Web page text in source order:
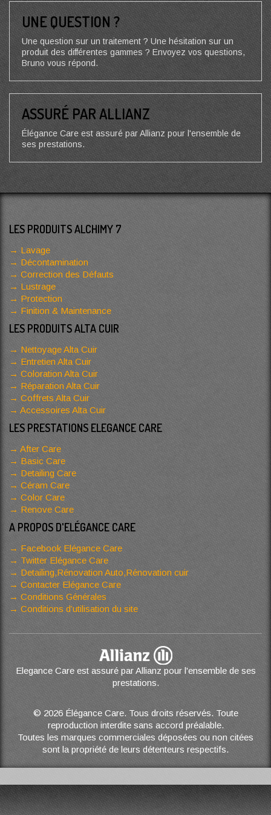
UNE QUESTION ?
Une question sur un traitement ? Une hésitation sur un
produit des différentes gammes ? Envoyez vos questions,
Bruno vous répond.
ASSURÉ PAR ALLIANZ
Élégance Care est assuré par Allianz pour l'ensemble de
ses prestations.
LES PRODUITS ALCHIMY 7
Lavage
Décontamination
Correction des Défauts
Lustrage
Protection
Finition & Maintenance
LES PRODUITS ALTA CUIR
Nettoyage Alta Cuir
Entretien Alta Cuir
Coloration Alta Cuir
Réparation Alta Cuir
Coffrets Alta Cuir
Accessoires Alta Cuir
LES PRESTATIONS ELEGANCE CARE
After Care
Basic Care
Detailing Care
Céram Care
Color Care
Renove Care
A PROPOS D'ELÉGANCE CARE
Facebook Elégance Care
Twitter Elégance Care
Detailing,Rénovation Auto,Rénovation cuir
Contacter Elégance Care
Conditions Générales
Conditions d’utilisation du site
Elegance Care est assuré par Allianz pour l'ensemble de ses
prestations.
© 2026 Élégance Care. Tous droits réservés. Toute
reproduction interdite sans accord préalable.
Toutes les marques commerciales déposées ou non citées
sont la propriété de leurs détenteurs respectifs.